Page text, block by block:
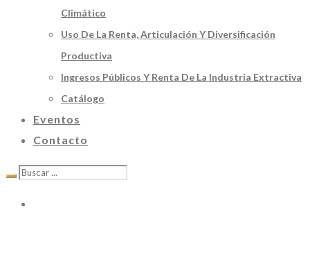
Climático
Uso De La Renta, Articulación Y Diversificación
Productiva
Ingresos Públicos Y Renta De La Industria Extractiva
Catálogo
Eventos
Contacto